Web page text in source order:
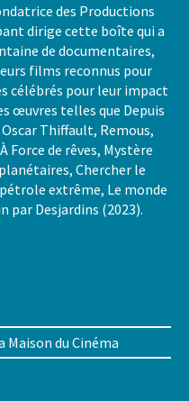
des Productions
dirige cette boîte qui a
de documentaires,
films reconnus pour
célébrés pour leur impact
œuvres telles que Depuis
Thiffault, Remous,
Force de rêves, Mystère
Chercher le
extrême, Le monde
par Desjardins (2023).
Maison du Cinéma